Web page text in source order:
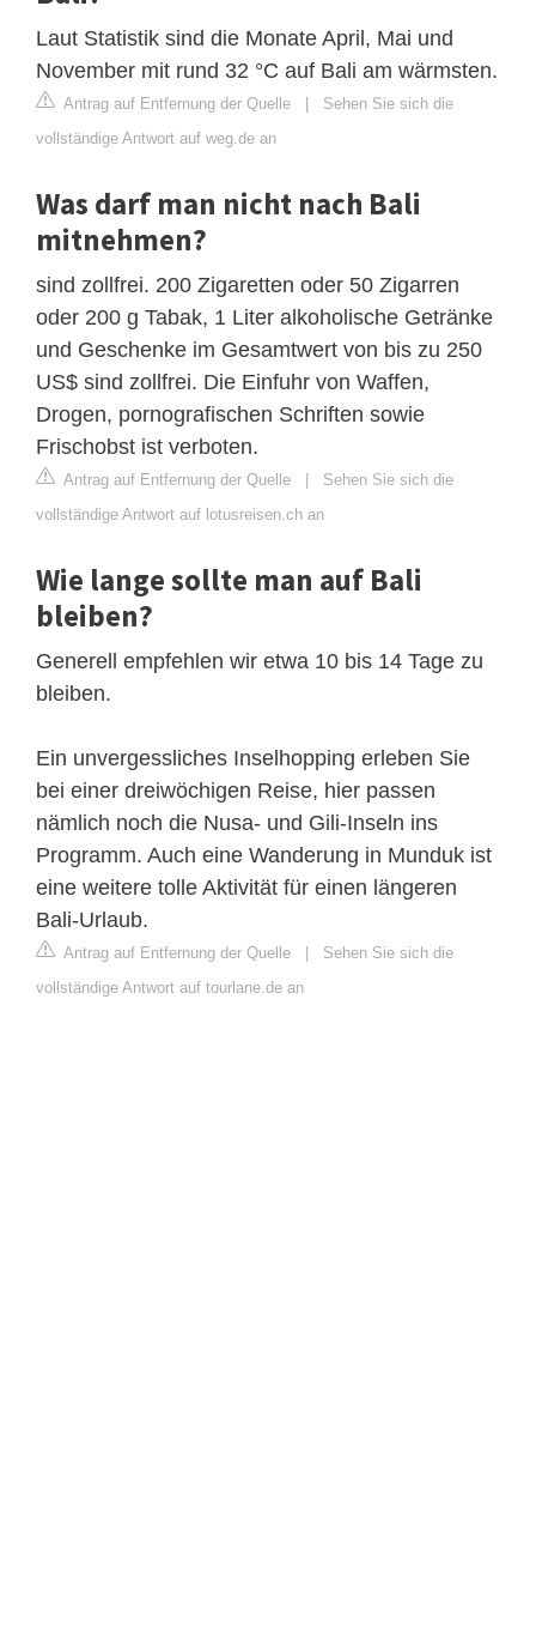
Laut Statistik sind die Monate April, Mai und
November mit rund 32 °C auf Bali am wärmsten.
Antrag auf Entfernung der Quelle | Sehen Sie sich die
vollständige Antwort auf weg.de an
Was darf man nicht nach Bali
mitnehmen?
sind zollfrei. 200 Zigaretten oder 50 Zigarren
oder 200 g Tabak, 1 Liter alkoholische Getränke
und Geschenke im Gesamtwert von bis zu 250
US$ sind zollfrei. Die Einfuhr von Waffen,
Drogen, pornografischen Schriften sowie
Frischobst ist verboten.
Antrag auf Entfernung der Quelle | Sehen Sie sich die
vollständige Antwort auf lotusreisen.ch an
Wie lange sollte man auf Bali
bleiben?
Generell empfehlen wir etwa 10 bis 14 Tage zu
bleiben.
Ein unvergessliches Inselhopping erleben Sie
bei einer dreiwöchigen Reise, hier passen
nämlich noch die Nusa- und Gili-Inseln ins
Programm. Auch eine Wanderung in Munduk ist
eine weitere tolle Aktivität für einen längeren
Bali-Urlaub.
Antrag auf Entfernung der Quelle | Sehen Sie sich die
vollständige Antwort auf tourlane.de an